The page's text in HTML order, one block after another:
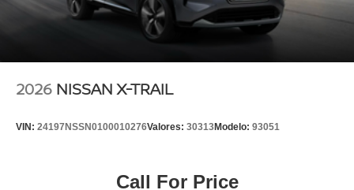
2026 NISSAN X-TRAIL
VIN: 24197NSSN0100010276Valores: 30313Modelo: 93051
Call For Price